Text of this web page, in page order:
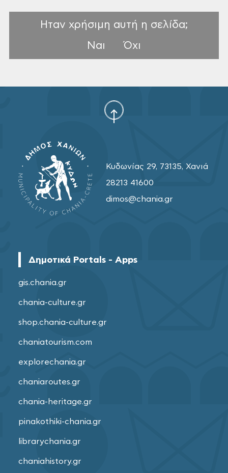
Ηταν χρήσιμη αυτή η σελίδα;
Ναι
Όχι
Κυδωνίας 29, 73135, Χανιά
28213 41600
dimos@chania.gr
Δημοτικά Portals - Apps
gis.chania.gr
chania-culture.gr
shop.chania-culture.gr
chaniatourism.com
explorechania.gr
chaniaroutes.gr
chania-heritage.gr
pinakothiki-chania.gr
librarychania.gr
chaniahistory.gr